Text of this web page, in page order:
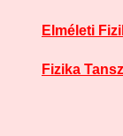
Elméleti
Fizika